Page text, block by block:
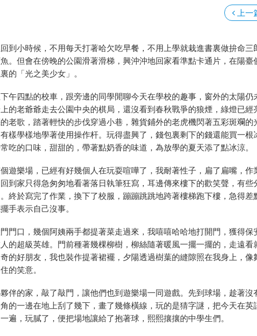
上一
到小時候，不用每天打著哈欠吃早餐，不用上學就栽進書裏做拚命三
。但會在傍晚的公園滑著滑梯，興沖沖地回家看準點卡通片，在陽臺
的「光之美少女」。
午四點的校車，跟旁邊的同學閒聊今天在學校的趣事，窗外的太陽仍
的老爺爺走去公園中央的棋局，還沒看到春秋戰爭的狼煙，綠燈已經
老歌，踏著輕快的步伐穿過小巷，雜貨鋪外的老虎機閃著五彩斑斕的
樣學樣地學著使用操作杆。玩得盡興了，錢包裏剩下的錢還能買一根
吃的口味，甜甜的，帶著點奶香的味道，為放學的夏天添了點冰涼。
遊樂場，已經有好幾個人在玩耍喧嘩了，我耐著性子，扁了扁嘴，作
到家只得急匆匆地看著落日執筆狂寫，耳邊傳來樓下的歡笑聲，有些
終於寫完了作業，換下了校服，蹦蹦跳跳地跨著樓梯跑下樓，急得差
手表示自己沒事。
門口，幾個阿姨兩手都提著菜走過來，我嘻嘻哈哈地打開門，獲得保
的超級英雄。門前種著幾棵柳樹，柳絲隨著暖風一擺一擺的，走遠看
的好朋友，我也裝作提著裙襬，夕陽透過樹葉的縫隙照在我身上，像
的笑意。
伴的家，敲了敲門，讓他們也到遊樂場一同遊戲。先到球場，趁著沒
的一邊在地上刮了幾下，畫了幾條橫線，玩的是猜字謎，把今天在英
遍，玩膩了，便把場地讓給了抱著球，熙熙攘攘的中學生們。